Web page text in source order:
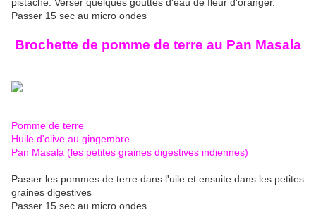
Passer 15 sec au micro ondes
Brochette de pomme de terre au Pan Masala
Pomme de terre
Huile d'olive au gingembre
Pan Masala (les petites graines digestives indiennes)
Passer les pommes de terre dans l'uile et ensuite dans les petites
graines digestives
Passer 15 sec au micro ondes